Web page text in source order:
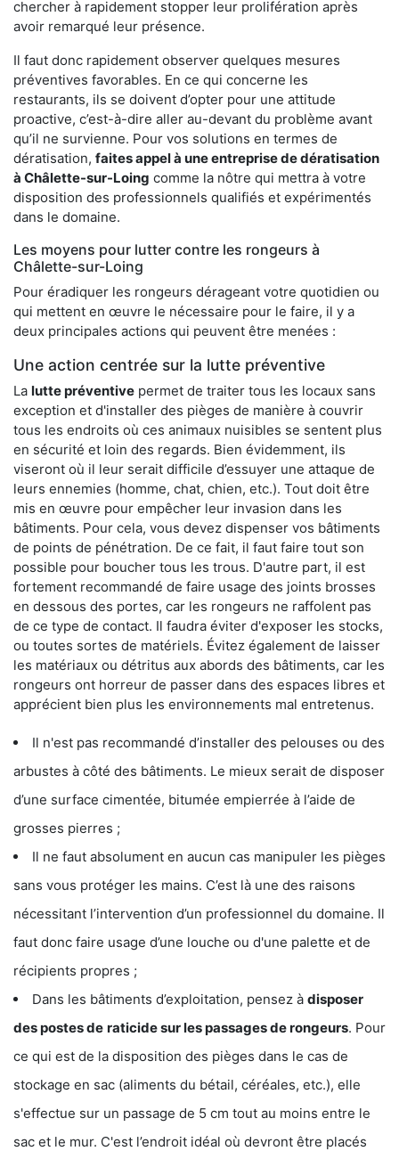
chercher à rapidement stopper leur prolifération après
avoir remarqué leur présence.
Il faut donc rapidement observer quelques mesures
préventives favorables. En ce qui concerne les
restaurants, ils se doivent d’opter pour une attitude
proactive, c’est-à-dire aller au-devant du problème avant
qu’il ne survienne. Pour vos solutions en termes de
dératisation, faites appel à une entreprise de dératisation
à Châlette-sur-Loing comme la nôtre qui mettra à votre
disposition des professionnels qualifiés et expérimentés
dans le domaine.
Les moyens pour lutter contre les rongeurs à
Châlette-sur-Loing
Pour éradiquer les rongeurs dérageant votre quotidien ou
qui mettent en œuvre le nécessaire pour le faire, il y a
deux principales actions qui peuvent être menées :
Une action centrée sur la lutte préventive
La lutte préventive permet de traiter tous les locaux sans
exception et d'installer des pièges de manière à couvrir
tous les endroits où ces animaux nuisibles se sentent plus
en sécurité et loin des regards. Bien évidemment, ils
viseront où il leur serait difficile d’essuyer une attaque de
leurs ennemies (homme, chat, chien, etc.). Tout doit être
mis en œuvre pour empêcher leur invasion dans les
bâtiments. Pour cela, vous devez dispenser vos bâtiments
de points de pénétration. De ce fait, il faut faire tout son
possible pour boucher tous les trous. D'autre part, il est
fortement recommandé de faire usage des joints brosses
en dessous des portes, car les rongeurs ne raffolent pas
de ce type de contact. Il faudra éviter d'exposer les stocks,
ou toutes sortes de matériels. Évitez également de laisser
les matériaux ou détritus aux abords des bâtiments, car les
rongeurs ont horreur de passer dans des espaces libres et
apprécient bien plus les environnements mal entretenus.
Il n'est pas recommandé d’installer des pelouses ou des
arbustes à côté des bâtiments. Le mieux serait de disposer
d’une surface cimentée, bitumée empierrée à l’aide de
grosses pierres ;
Il ne faut absolument en aucun cas manipuler les pièges
sans vous protéger les mains. C’est là une des raisons
nécessitant l’intervention d’un professionnel du domaine. Il
faut donc faire usage d’une louche ou d'une palette et de
récipients propres ;
Dans les bâtiments d’exploitation, pensez à disposer
des postes de raticide sur les passages de rongeurs. Pour
ce qui est de la disposition des pièges dans le cas de
stockage en sac (aliments du bétail, céréales, etc.), elle
s'effectue sur un passage de 5 cm tout au moins entre le
sac et le mur. C'est l’endroit idéal où devront être placés